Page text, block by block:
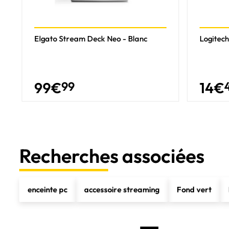
Elgato Stream Deck Neo - Blanc
99€99 14€
Recherches associées
enceinte pc accessoire streaming Fond vert